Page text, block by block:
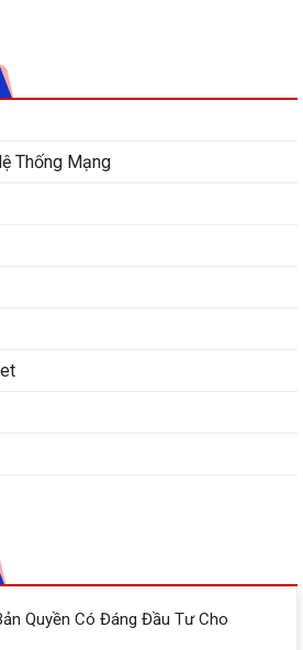
Thống Mạng
Quyền Có Đáng Đầu Tư Cho